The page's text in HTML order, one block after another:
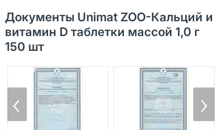
Документы Unimat ZOO-Кальций и
витамин D таблетки массой 1,0 г
150 шт